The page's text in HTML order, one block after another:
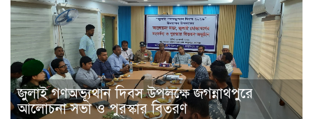
জুলাই গণঅভ্যূথান দিবস উপলক্ষে জগন্নাথপুরে
আলোচনা সভা ও পুরস্কার বিতরণ